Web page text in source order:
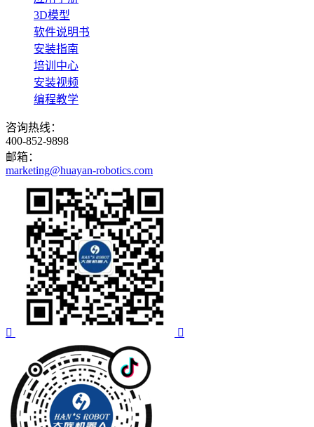
3D模型
软件说明书
安装指南
培训中心
安装视频
编程教学
咨询热线：
400-852-9898
邮箱：
marketing@huayan-robotics.com